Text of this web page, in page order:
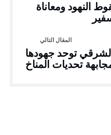
النهود ومعاناة
توحد جهودها
تحديات المناخ